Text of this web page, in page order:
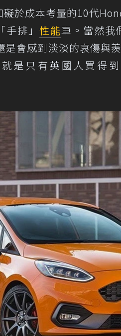
於成本考量的10代
手排」性能車。當然我
會感到淡淡的哀傷與
是只有英國人買得到